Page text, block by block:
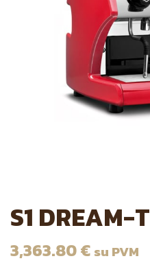
S1 DREAM-T
3,363.80€ su PVM